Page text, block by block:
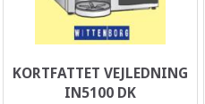
KORTFATTET VEJLEDNING
IN5100 DK